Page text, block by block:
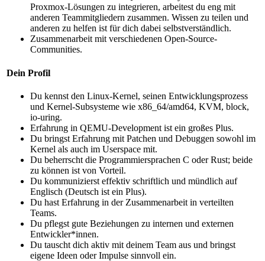
Proxmox-Lösungen zu integrieren, arbeitest du eng mit
anderen Teammitgliedern zusammen. Wissen zu teilen und
anderen zu helfen ist für dich dabei selbstverständlich.
Zusammenarbeit mit verschiedenen Open-Source-
Communities.
Dein Profil
Du kennst den Linux-Kernel, seinen Entwicklungsprozess
und Kernel-Subsysteme wie x86_64/amd64, KVM, block,
io-uring.
Erfahrung in QEMU-Development ist ein großes Plus.
Du bringst Erfahrung mit Patchen und Debuggen sowohl im
Kernel als auch im Userspace mit.
Du beherrscht die Programmiersprachen C oder Rust; beide
zu können ist von Vorteil.
Du kommunizierst effektiv schriftlich und mündlich auf
Englisch (Deutsch ist ein Plus).
Du hast Erfahrung in der Zusammenarbeit in verteilten
Teams.
Du pflegst gute Beziehungen zu internen und externen
Entwickler*innen.
Du tauscht dich aktiv mit deinem Team aus und bringst
eigene Ideen oder Impulse sinnvoll ein.